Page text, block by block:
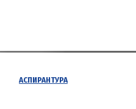
АСПИРАНТУРА